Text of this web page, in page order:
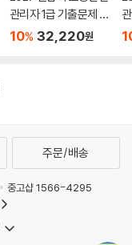
관리자 1급 기출문제 총
집합+5개년 기출문제
10% 32,220원
8
주문/배송
중고샵 1566-4295